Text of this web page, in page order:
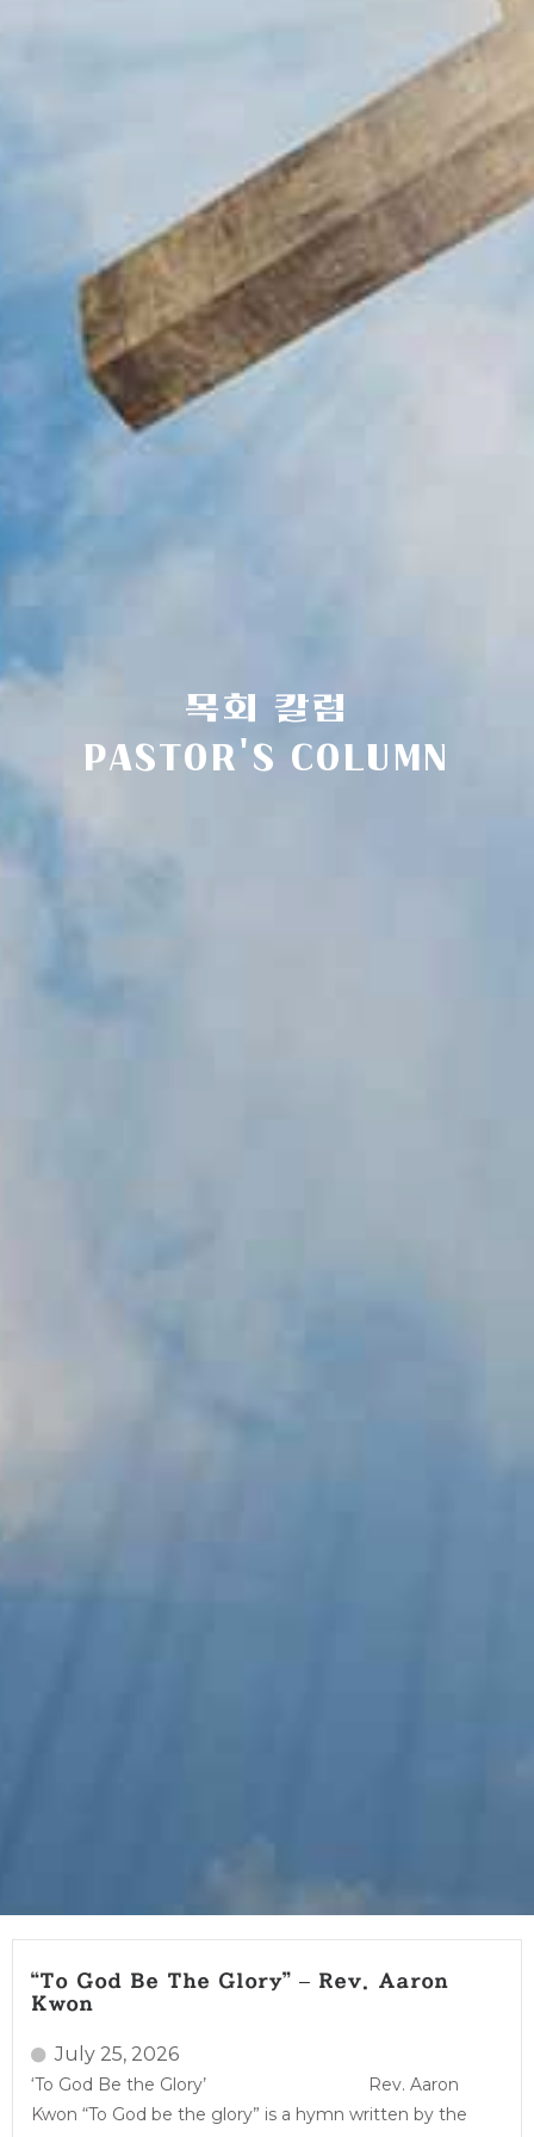
목회 칼럼
PASTOR'S COLUMN
“To God Be The Glory” – Rev. Aaron
Kwon
July 25, 2026
‘To God Be the Glory’ Rev. Aaron
Kwon “To God be the glory” is a hymn written by the